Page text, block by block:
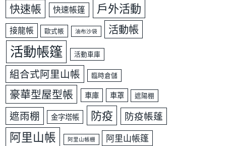
快速帳 快速帳篷 戶外活動
接龍帳 歐式帳 油布沙袋 活動帳
活動帳篷 活動車庫
組合式阿里山帳 臨時倉儲
豪華型屋型帳 車庫 車罩 遮陽棚
遮雨棚 金字塔帳 防疫 防疫帳蓬
阿里山帳 阿里山帳棚 阿里山帳篷